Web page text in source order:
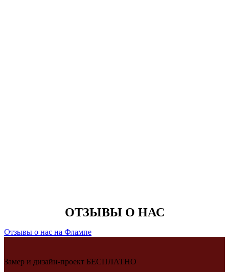
ОТЗЫВЫ О НАС
Отзывы о нас на Флампе
Замер и дизайн-проект БЕСПЛАТНО